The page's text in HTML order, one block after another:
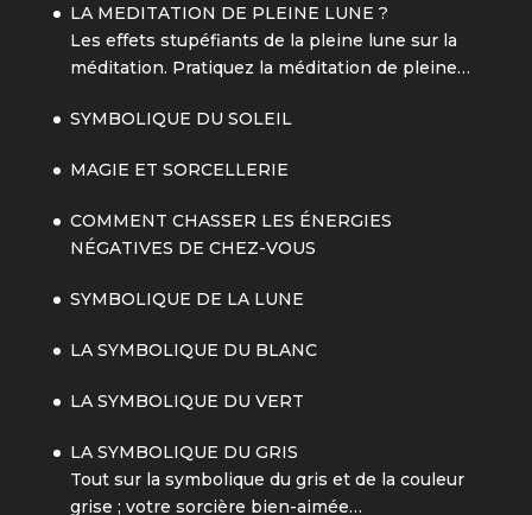
LA MEDITATION DE PLEINE LUNE ?
Les effets stupéfiants de la pleine lune sur la
méditation. Pratiquez la méditation de pleine…
SYMBOLIQUE DU SOLEIL
MAGIE ET SORCELLERIE
COMMENT CHASSER LES ÉNERGIES
NÉGATIVES DE CHEZ-VOUS
SYMBOLIQUE DE LA LUNE
LA SYMBOLIQUE DU BLANC
LA SYMBOLIQUE DU VERT
LA SYMBOLIQUE DU GRIS
Tout sur la symbolique du gris et de la couleur
grise ; votre sorcière bien-aimée…